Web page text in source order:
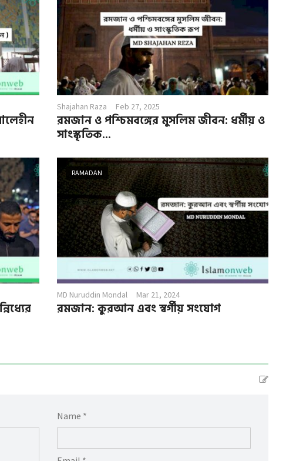
Shajahan Raza Feb 27, 2025
রমজান ও পশ্চিমবঙ্গের মুসলিম জীবন: ধর্মীয় ও
সাংস্কৃতিক...
RAMADAN
MD Nuruddin Mondal Mar 21, 2024
রমজান: কুরআন এবং স্বর্গীয় সংযোগ
Name *